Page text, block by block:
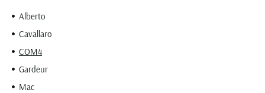
Alberto
Cavallaro
COM4
Gardeur
Mac